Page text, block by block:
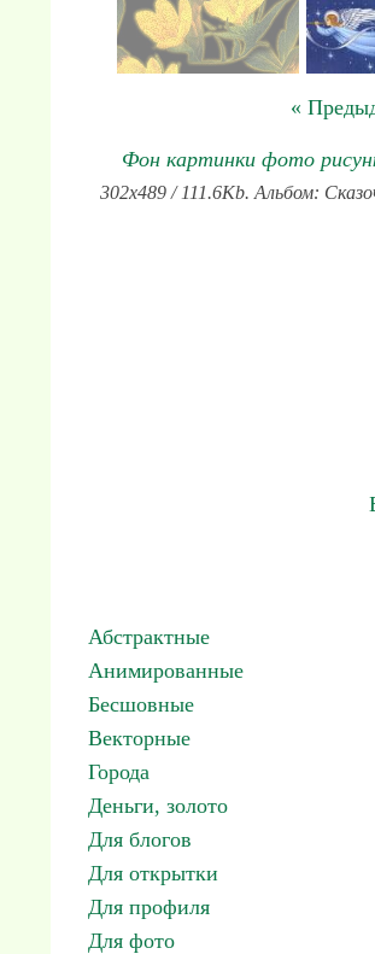
«
Фон картинки фото
302x489 / 111.6Kb. Альбом:
Абстрактные
Анимированные
Бесшовные
Векторные
Города
Деньги, золото
Для блогов
Для открытки
Для профиля
Для фото